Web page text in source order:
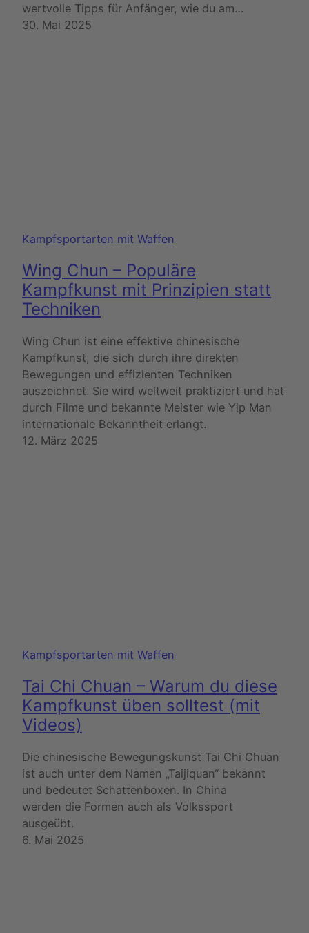
wertvolle Tipps für Anfänger, wie du am…
30. Mai 2025
Kampfsportarten mit Waffen
Wing Chun – Populäre
Kampfkunst mit Prinzipien statt
Techniken
Wing Chun ist eine effektive chinesische
Kampfkunst, die sich durch ihre direkten
Bewegungen und effizienten Techniken
auszeichnet. Sie wird weltweit praktiziert und hat
durch Filme und bekannte Meister wie Yip Man
internationale Bekanntheit erlangt.
12. März 2025
Kampfsportarten mit Waffen
Tai Chi Chuan – Warum du diese
Kampfkunst üben solltest (mit
Videos)
Die chinesische Bewegungskunst Tai Chi Chuan
ist auch unter dem Namen „Taijiquan“ bekannt
und bedeutet Schattenboxen. In China
werden die Formen auch als Volkssport
ausgeübt.
6. Mai 2025